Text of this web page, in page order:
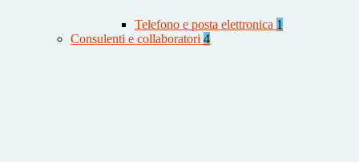
Telefono e posta elettronica 1
Consulenti e collaboratori 4